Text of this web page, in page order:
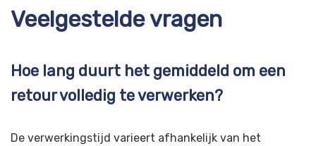
Veelgestelde vragen
Hoe lang duurt het gemiddeld om een
retour volledig te verwerken?
De verwerkingstijd varieert afhankelijk van het